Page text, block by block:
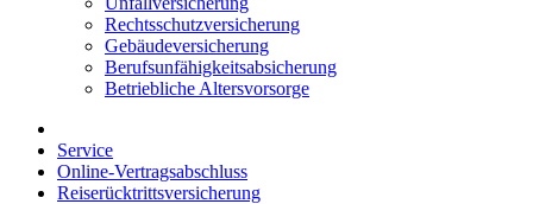
Rechtsschutzversicherung
Gebäudeversicherung
Berufsunfähigkeitsabsicherung
Betriebliche Altersvorsorge
Service
Online-Vertragsabschluss
Reiserücktrittsversicherung